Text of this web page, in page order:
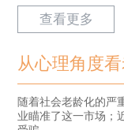
查看更多
从心理角度
随着社会老龄化的严
业瞄准了这一市场；